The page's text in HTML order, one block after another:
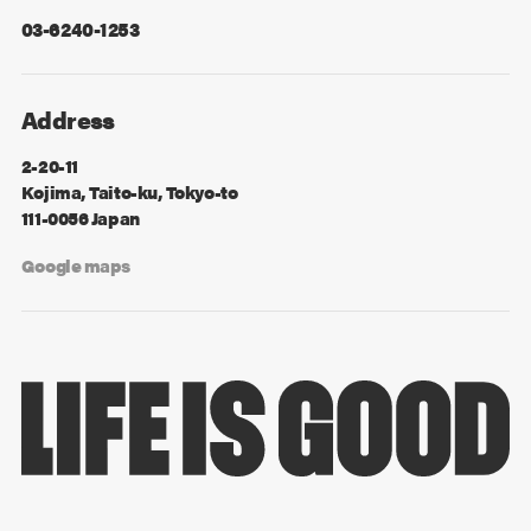
03-6240-1253
Address
2-20-11
Kojima, Taito-ku, Tokyo-to
111-0056 Japan
Google maps